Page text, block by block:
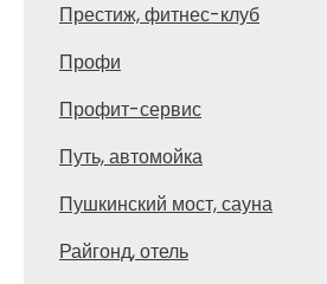
Престиж, фитнес-клуб
Профи
Профит-сервис
Путь, автомойка
Пушкинский мост, сауна
Райгонд, отель